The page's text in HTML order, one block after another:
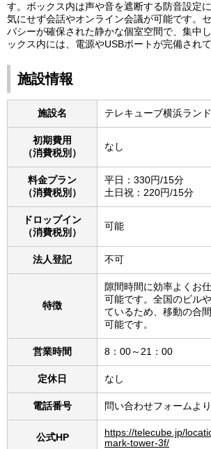
す。ボックス内は声や音を遮断する防音設定
気にせず会話やオンライン会議が可能です。
バシーが確保された静かな個室空間で、集中
ックス内には、電源やUSBポートが完備されて
施設情報
施設名 テレキューブ横浜ラン
初期費用
（消費税別）
なし
料金プラン
（消費税別）
平日：330円/15分
土日祝：220円/15分
ドロップイン
（消費税別）
可能
法人登記 不可
特徴
隙間時間に効率よくお
可能です。全国のビル
ているため、移動の合
可能です。
営業時間 8：00～21：00
定休日 なし
電話番号 問い合わせフォームよ
公式HP
https://telecube.jp/
mark-tower-3f/